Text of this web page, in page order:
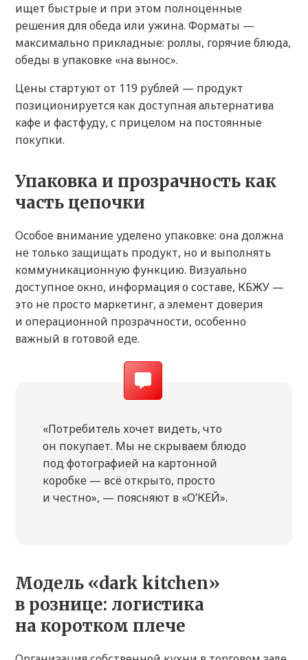
ищет быстрые и при этом полноценные
решения для обеда или ужина. Форматы —
максимально прикладные: роллы, горячие блюда,
обеды в упаковке «на вынос».
Цены стартуют от 119 рублей — продукт
позиционируется как доступная альтернатива
кафе и фастфуду, с прицелом на постоянные
покупки.
Упаковка и прозрачность как
часть цепочки
Особое внимание уделено упаковке: она должна
не только защищать продукт, но и выполнять
коммуникационную функцию. Визуально
доступное окно, информация о составе, КБЖУ —
это не просто маркетинг, а элемент доверия
и операционной прозрачности, особенно
важный в готовой еде.
«Потребитель хочет видеть, что
он покупает. Мы не скрываем блюдо
под фотографией на картонной
коробке — всё открыто, просто
и честно», — поясняют в «О’КЕЙ».
Модель «dark kitchen»
в рознице: логистика
на коротком плече